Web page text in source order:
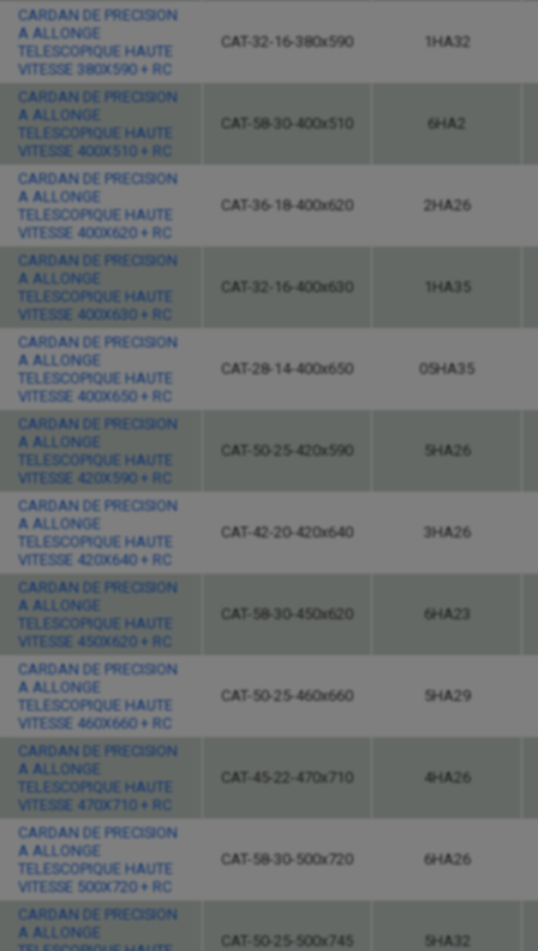
CARDAN DE PRECISION
A ALLONGE
TELESCOPIQUE HAUTE
VITESSE 380X590 + RC
CAT-32-16-380x590 1HA32
CARDAN DE PRECISION
A ALLONGE
TELESCOPIQUE HAUTE
VITESSE 400X510 + RC
CAT-58-30-400x510 6HA2
CARDAN DE PRECISION
A ALLONGE
TELESCOPIQUE HAUTE
VITESSE 400X620 + RC
CAT-36-18-400x620 2HA26
CARDAN DE PRECISION
A ALLONGE
TELESCOPIQUE HAUTE
VITESSE 400X630 + RC
CAT-32-16-400x630 1HA35
CARDAN DE PRECISION
A ALLONGE
TELESCOPIQUE HAUTE
VITESSE 400X650 + RC
CAT-28-14-400x650 05HA35
CARDAN DE PRECISION
A ALLONGE
TELESCOPIQUE HAUTE
VITESSE 420X590 + RC
CAT-50-25-420x590 5HA26
CARDAN DE PRECISION
A ALLONGE
TELESCOPIQUE HAUTE
VITESSE 420X640 + RC
CAT-42-20-420x640 3HA26
CARDAN DE PRECISION
A ALLONGE
TELESCOPIQUE HAUTE
VITESSE 450X620 + RC
CAT-58-30-450x620 6HA23
CARDAN DE PRECISION
A ALLONGE
TELESCOPIQUE HAUTE
VITESSE 460X660 + RC
CAT-50-25-460x660 5HA29
CARDAN DE PRECISION
A ALLONGE
TELESCOPIQUE HAUTE
VITESSE 470X710 + RC
CAT-45-22-470x710 4HA26
CARDAN DE PRECISION
A ALLONGE
TELESCOPIQUE HAUTE
VITESSE 500X720 + RC
CAT-58-30-500x720 6HA26
CARDAN DE PRECISION
A ALLONGE
CAT-50-25-500x745 5HA32